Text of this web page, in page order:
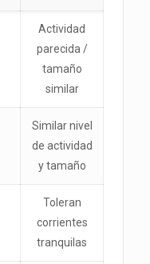
Actividad
parecida /
tamaño
similar
Similar nivel
de actividad
y tamaño
Toleran
corrientes
tranquilas